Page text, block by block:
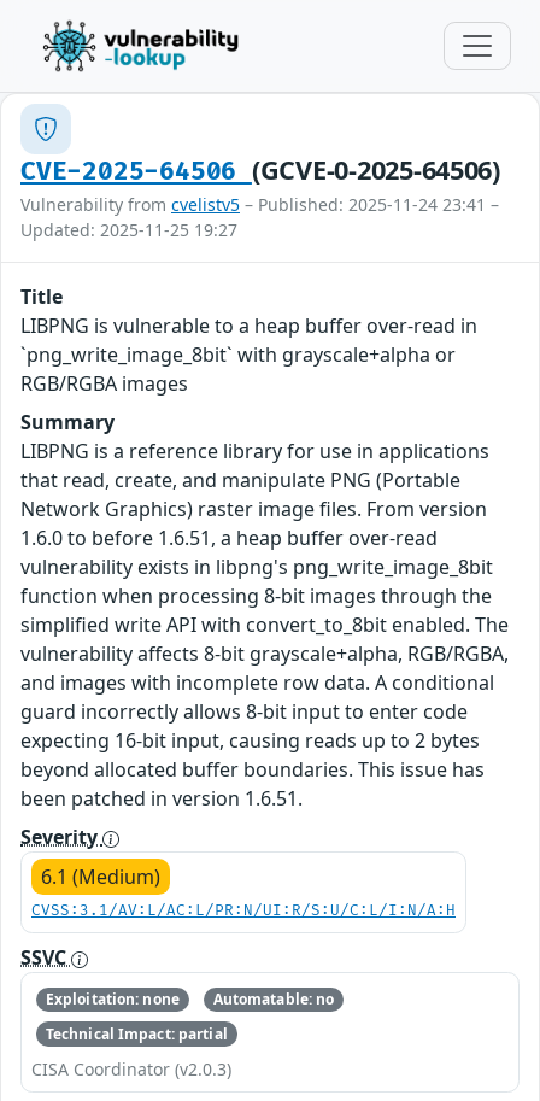
CVE-2025-64506 (GCVE-0-2025-64506)
Vulnerability from cvelistv5 – Published: 2025-11-24 23:41 –
Updated: 2025-11-25 19:27
Title
LIBPNG is vulnerable to a heap buffer over-read in
`png_write_image_8bit` with grayscale+alpha or
RGB/RGBA images
Summary
LIBPNG is a reference library for use in applications
that read, create, and manipulate PNG (Portable
Network Graphics) raster image files. From version
1.6.0 to before 1.6.51, a heap buffer over-read
vulnerability exists in libpng's png_write_image_8bit
function when processing 8-bit images through the
simplified write API with convert_to_8bit enabled. The
vulnerability affects 8-bit grayscale+alpha, RGB/RGBA,
and images with incomplete row data. A conditional
guard incorrectly allows 8-bit input to enter code
expecting 16-bit input, causing reads up to 2 bytes
beyond allocated buffer boundaries. This issue has
been patched in version 1.6.51.
Severity
6.1 (Medium)
CVSS:3.1/AV:L/AC:L/PR:N/UI:R/S:U/C:L/I:N/A:H
SSVC
Exploitation: none
Automatable: no
Technical Impact: partial
CISA Coordinator (v2.0.3)